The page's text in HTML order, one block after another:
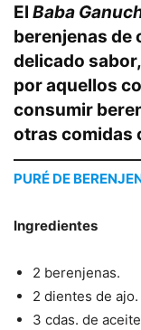
El Baba
berenjenas de
delicado
por aquellos
consumir
otras comidas
PURÉ DE
Ingredientes
2 berenjenas.
2 dientes de ajo.
3 cdas. de